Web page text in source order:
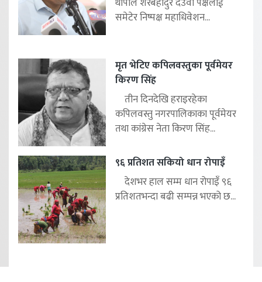
समेटेर निष्पक्ष महाधिवेशन...
मृत भेटिए कपिलवस्तुका पूर्वमेयर
किरण सिंह
तीन दिनदेखि हराइरहेका
कपिलवस्तु नगरपालिकाका पूर्वमेयर
तथा कांग्रेस नेता किरण सिंह...
९६ प्रतिशत सकियो धान रोपाइँ
देशभर हाल सम्म धान रोपाइँ ९६
प्रतिशतभन्दा बढी सम्पन्न भएको छ...